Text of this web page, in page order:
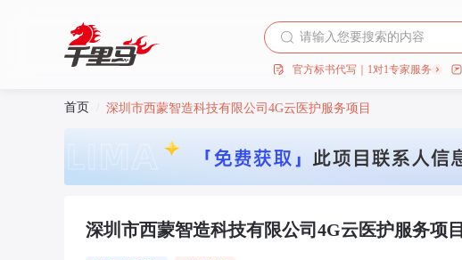
官方标书代写｜1对1专家服务
首页 深圳市西蒙智造科技有限公司4G云医护服务项目
深圳市西蒙智造科技有限公司4G云医护服务项目